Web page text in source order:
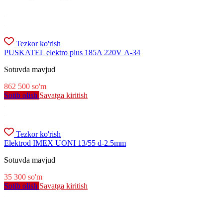
Tezkor ko'rish
PUSKATEL elektro plus 185A 220V А-34
Sotuvda mavjud
862 500 so'm
Sotib olish Savatga kiritish
Tezkor ko'rish
Elektrod IMEX UONI 13/55 d-2.5mm
Sotuvda mavjud
35 300 so'm
Sotib olish Savatga kiritish